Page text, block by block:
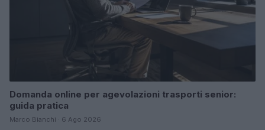
Domanda online per agevolazioni trasporti senior:
guida pratica
Marco Bianchi · 6 Ago 2026